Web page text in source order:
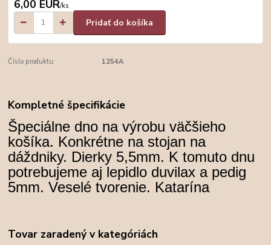
6,00 EUR/ks
Pridať do košíka
Číslo produktu: 1254A
Kompletné špecifikácie
Špeciálne dno na výrobu väčšieho
košíka. Konkrétne na stojan na
dáždniky. Dierky 5,5mm. K tomuto dnu
potrebujeme aj lepidlo duvilax a pedig
5mm. Veselé tvorenie. Katarína
Tovar zaradený v kategóriách